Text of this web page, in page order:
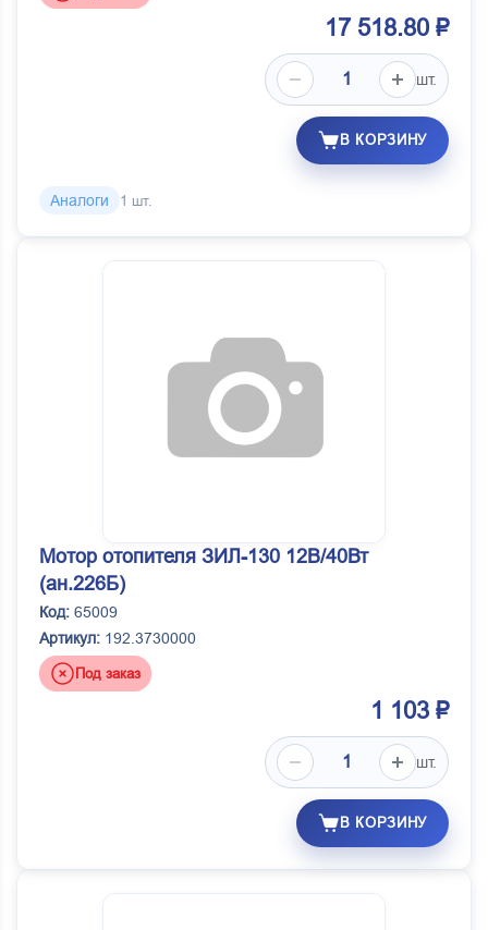
17 518.80 ₽
шт.
В КОРЗИНУ
Аналоги 1 шт.
Мотор отопителя ЗИЛ-130 12В/40Вт
(ан.226Б)
Код: 65009
Артикул: 192.3730000
Под заказ
1 103 ₽
шт.
В КОРЗИНУ